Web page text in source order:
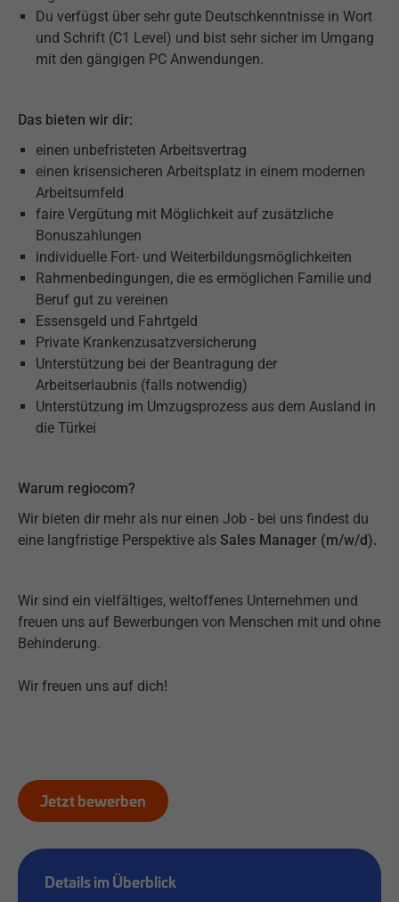
Du verfügst über sehr gute Deutschkenntnisse in Wort
und Schrift (C1 Level) und bist sehr sicher im Umgang
mit den gängigen PC Anwendungen.
Das bieten wir dir:
einen unbefristeten Arbeitsvertrag
einen krisensicheren Arbeitsplatz in einem modernen
Arbeitsumfeld
faire Vergütung mit Möglichkeit auf zusätzliche
Bonuszahlungen
individuelle Fort- und Weiterbildungsmöglichkeiten
Rahmenbedingungen, die es ermöglichen Familie und
Beruf gut zu vereinen
Essensgeld und Fahrtgeld
Private Krankenzusatzversicherung
Unterstützung bei der Beantragung der
Arbeitserlaubnis (falls notwendig)
Unterstützung im Umzugsprozess aus dem Ausland in
die Türkei
Warum regiocom?
Wir bieten dir mehr als nur einen Job - bei uns findest du
eine langfristige Perspektive als Sales Manager (m/w/d).
Wir sind ein vielfältiges, weltoffenes Unternehmen und
freuen uns auf Bewerbungen von Menschen mit und ohne
Behinderung.
Wir freuen uns auf dich!
Jetzt bewerben
Details im Überblick